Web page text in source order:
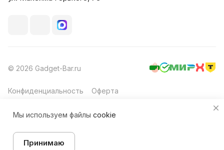
© 2026 Gadget-Bar.ru
Конфиденциальность Оферта
Мы используем файлы cookie
Принимаю